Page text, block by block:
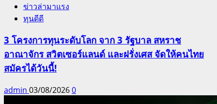
ข่าวล่ามาแรง
ทุนดีดี
3 โครงการทุนระดับโลก จาก 3 รัฐบาล สหราช
อาณาจักร สวิตเซอร์แลนด์ และฝรั่งเศส จัดให้คนไทย
สมัครได้วันนี้!
admin 03/08/20260